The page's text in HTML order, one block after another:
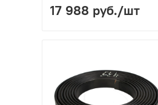
17 988 руб./шт